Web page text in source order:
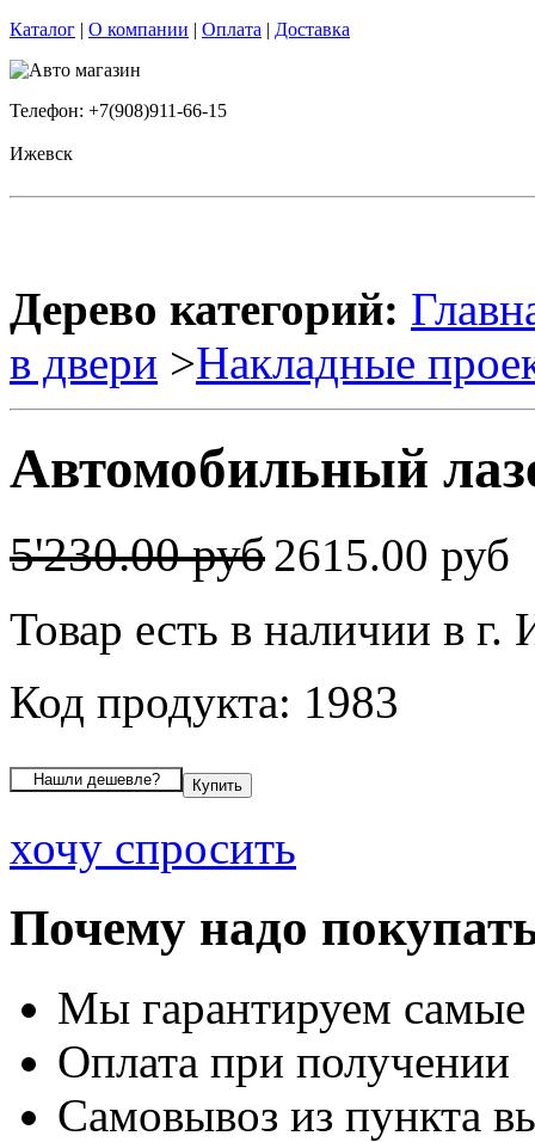
Каталог | О компании | Оплата | Доставка
Телефон: +7(908)911-66-15
Ижевск
Дерево категорий:
в двери >Накладные
Автомобильный
5'230.00 руб2615.00 руб
Товар есть в наличии в г.
Код продукта: 1983
хочу спросить
Почему надо
Мы гарантируем
Оплата при получении
Самовывоз из пункта